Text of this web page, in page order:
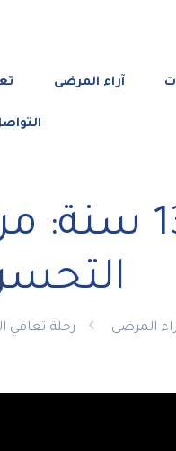
آراء المرضى
رحلة
المرضى رحلة تعافي الطفل 13 سنة: من رعشة اليد وصعوبة